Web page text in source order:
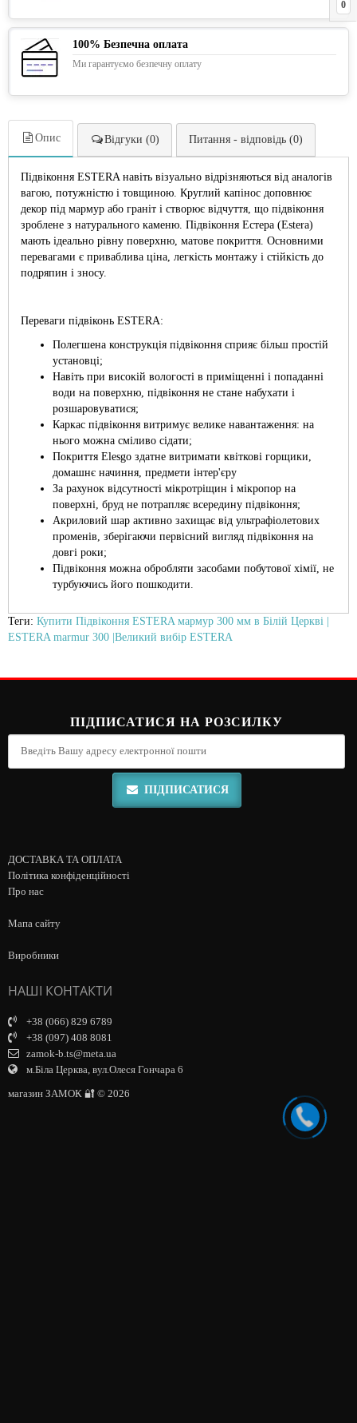
0
100% Безпечна оплата
Ми гарантуємо безпечну оплату
Опис Відгуки (0) Питання - відповідь (0)
Підвіконня ESTERA навіть візуально відрізняються від аналогів
вагою, потужністю і товщиною. Круглий капінос доповнює
декор під мармур або граніт і створює відчуття, що підвіконня
зроблене з натурального каменю. Підвіконня Естера (Estera)
мають ідеально рівну поверхню, матове покриття. Основними
перевагами є приваблива ціна, легкість монтажу і стійкість до
подряпин і зносу.
Переваги підвіконь ESTERA:
Полегшена конструкція підвіконня сприяє більш простій
установці;
Навіть при високій вологості в приміщенні і попаданні
води на поверхню, підвіконня не стане набухати і
розшаровуватися;
Каркас підвіконня витримує велике навантаження: на
нього можна сміливо сідати;
Покриття Elesgo здатне витримати квіткові горщики,
домашнє начиння, предмети інтер'єру
За рахунок відсутності мікротріщин і мікропор на
поверхні, бруд не потрапляє всередину підвіконня;
Акриловий шар активно захищає від ультрафіолетових
променів, зберігаючи первісний вигляд підвіконня на
довгі роки;
Підвіконня можна обробляти засобами побутової хімії, не
турбуючись його пошкодити.
Теги: Купити Підвіконня ESTERA мармур 300 мм в Білій Церкві |
ESTERA marmur 300 |Великий вибір ESTERA
ПІДПИСАТИСЯ НА РОЗСИЛКУ
ПІДПИСАТИСЯ
ДОСТАВКА ТА ОПЛАТА
Політика конфіденційності
Про нас
Мапа сайту
Виробники
НАШІ КОНТАКТИ
+38 (066) 829 6789
+38 (097) 408 8081
zamok-b.ts@meta.ua
м.Біла Церква, вул.Олеся Гончара 6
магазин ЗАМОК 🔐 © 2026